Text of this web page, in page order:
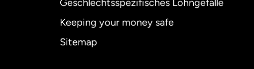
Geschlechtsspezifisches Lohngefälle
Keeping your money safe
Sitemap
Australien